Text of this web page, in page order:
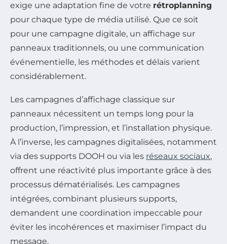
exige une adaptation fine de votre rétroplanning
pour chaque type de média utilisé. Que ce soit
pour une campagne digitale, un affichage sur
panneaux traditionnels, ou une communication
événementielle, les méthodes et délais varient
considérablement.
Les campagnes d’affichage classique sur
panneaux nécessitent un temps long pour la
production, l’impression, et l’installation physique.
À l’inverse, les campagnes digitalisées, notamment
via des supports DOOH ou via les réseaux sociaux,
offrent une réactivité plus importante grâce à des
processus dématérialisés. Les campagnes
intégrées, combinant plusieurs supports,
demandent une coordination impeccable pour
éviter les incohérences et maximiser l’impact du
message.